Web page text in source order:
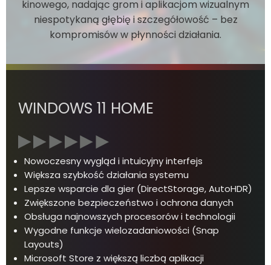
kinowego, nadając grom i aplikacjom wizualnym
niespotykaną głębię i szczegółowość – bez
kompromisów w płynności działania.
WINDOWS 11 HOME
Nowoczesny wygląd i intuicyjny interfejs
Większa szybkość działania systemu
Lepsze wsparcie dla gier (DirectStorage, AutoHDR)
Zwiększone bezpieczeństwo i ochrona danych
Obsługa najnowszych procesorów i technologii
Wygodne funkcje wielozadaniowości (Snap
Layouts)
Microsoft Store z większą liczbą aplikacji